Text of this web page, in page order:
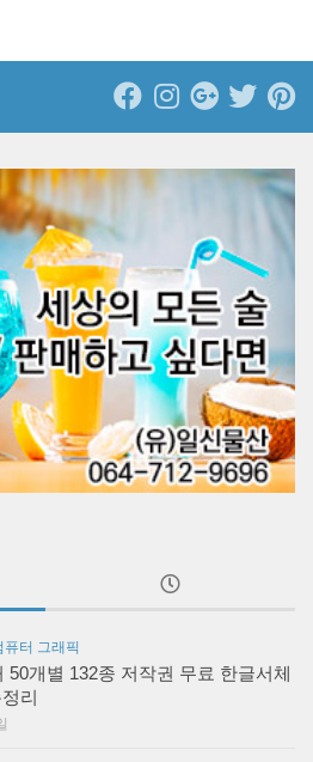
퓨터 그래픽
50개별 132종 저작권 무료 한글서체
리